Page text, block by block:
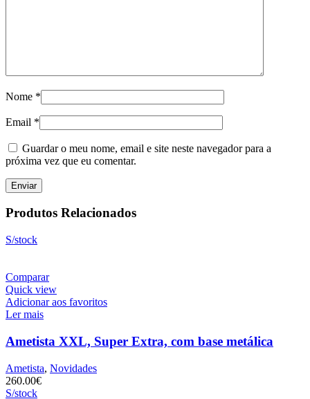
Nome *
Email *
Guardar o meu nome, email e site neste navegador para a
próxima vez que eu comentar.
Produtos Relacionados
S/stock
Comparar
Quick view
Adicionar aos favoritos
Ler mais
Ametista XXL, Super Extra, com base metálica
Ametista, Novidades
260.00€
S/stock